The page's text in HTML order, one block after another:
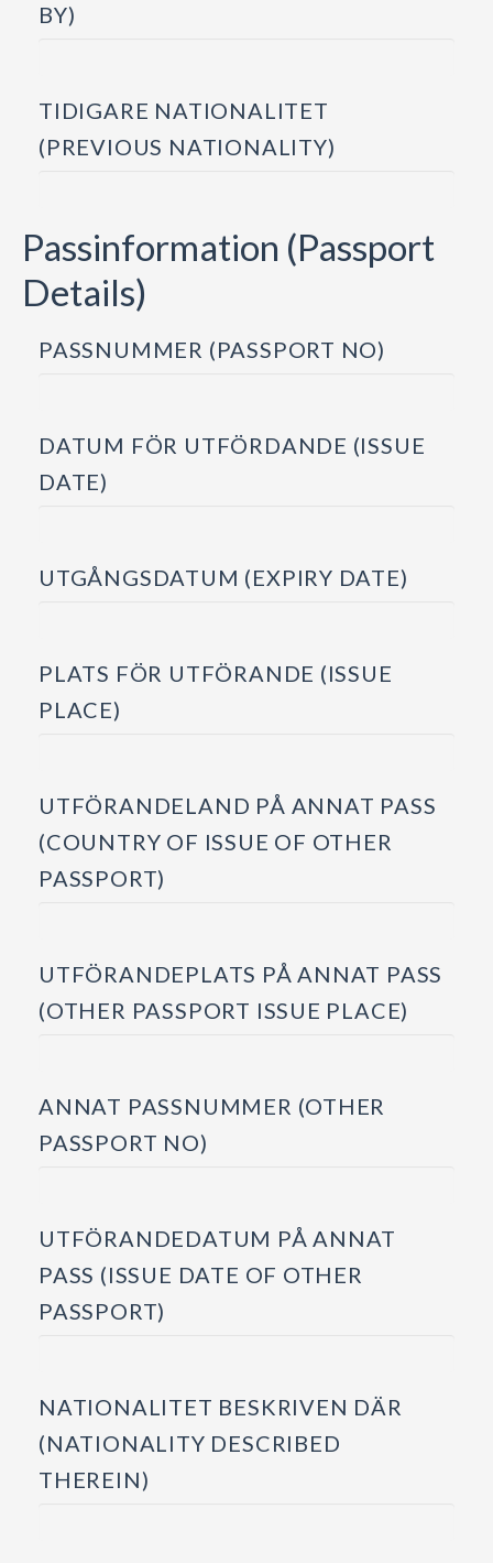
BY)
TIDIGARE NATIONALITET
(PREVIOUS NATIONALITY)
Passinformation (Passport
Details)
PASSNUMMER (PASSPORT NO)
DATUM FÖR UTFÖRDANDE (ISSUE
DATE)
UTGÅNGSDATUM (EXPIRY DATE)
PLATS FÖR UTFÖRANDE (ISSUE
PLACE)
UTFÖRANDELAND PÅ ANNAT PASS
(COUNTRY OF ISSUE OF OTHER
PASSPORT)
UTFÖRANDEPLATS PÅ ANNAT PASS
(OTHER PASSPORT ISSUE PLACE)
ANNAT PASSNUMMER (OTHER
PASSPORT NO)
UTFÖRANDEDATUM PÅ ANNAT
PASS (ISSUE DATE OF OTHER
PASSPORT)
NATIONALITET BESKRIVEN DÄR
(NATIONALITY DESCRIBED
THEREIN)